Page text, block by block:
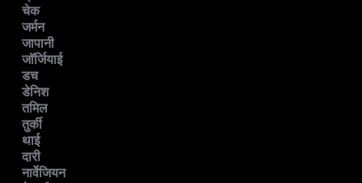
चेक
जर्मन
जापानी
जॉर्जियाई
डच
डेनिश
तमिल
तुर्की
थाई
दारी
नार्वेजियन